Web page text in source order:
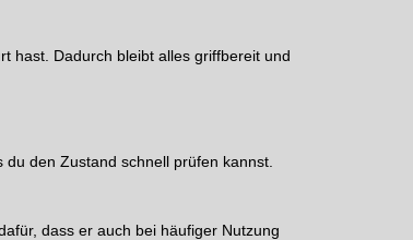
hast. Dadurch bleibt alles griffbereit und
den Zustand schnell prüfen kannst.
dass er auch bei häufiger Nutzung